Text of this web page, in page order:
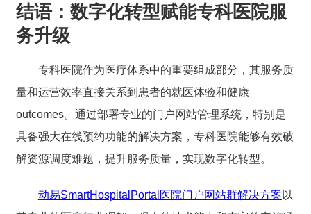
结语：数字化转型赋能专科医院服
务升级
专科医院作为医疗体系中的重要组成部分，其服务质
量和运营效率直接关系到患者的就医体验和健康
outcomes。通过部署专业的门户网站管理系统，特别是
具备强大在线预约功能的解决方案，专科医院能够有效破
解资源调度难题，提升服务质量，实现数字化转型。
动易SmartHospitalPortal医院门户网站群解决方案 以